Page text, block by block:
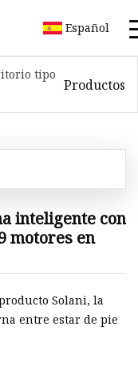
Español
tipo
Productos
inteligente con
motores en
Solani, la
entre estar de pie